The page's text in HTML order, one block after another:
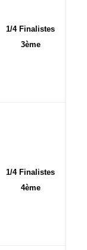
1/4 Finalistes
3ème
1/4 Finalistes
4ème